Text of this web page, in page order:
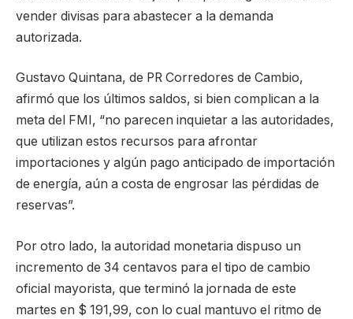
vender divisas para abastecer a la demanda
autorizada.
Gustavo Quintana, de PR Corredores de Cambio,
afirmó que los últimos saldos, si bien complican a la
meta del FMI, “no parecen inquietar a las autoridades,
que utilizan estos recursos para afrontar
importaciones y algún pago anticipado de importación
de energía, aún a costa de engrosar las pérdidas de
reservas”.
Por otro lado, la autoridad monetaria dispuso un
incremento de 34 centavos para el tipo de cambio
oficial mayorista, que terminó la jornada de este
martes en $ 191,99, con lo cual mantuvo el ritmo de